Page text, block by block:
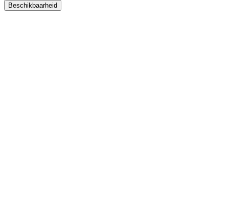
Beschikbaarheid